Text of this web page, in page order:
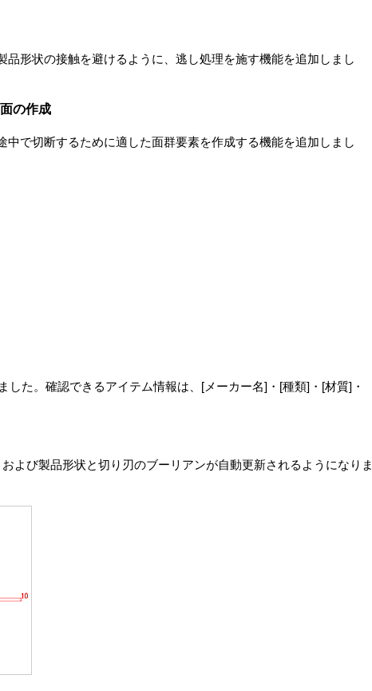
品形状の接触を避けるように、逃し処理を施す機能を追加しまし
の作成
中で切断するために適した面群要素を作成する機能を追加しまし
た。確認できるアイテム情報は、[メーカー名]・[種類]・[材質]・
よび製品形状と切り刃のブーリアンが自動更新されるようになりま